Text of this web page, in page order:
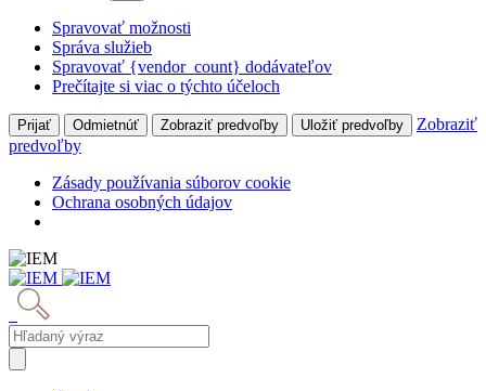
Spravovať možnosti
Správa služieb
Spravovať {vendor_count} dodávateľov
Prečítajte si viac o týchto účeloch
Prijať Odmietnúť Zobraziť predvoľby Uložiť predvoľby
Zobraziť
predvoľby
Zásady používania súborov cookie
Ochrana osobných údajov